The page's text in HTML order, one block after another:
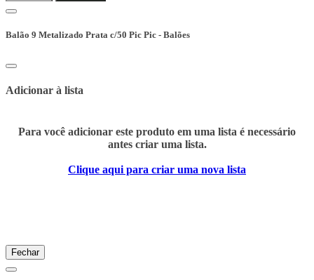
Balão 9 Metalizado Prata c/50 Pic Pic - Balões
Adicionar à lista
Para você adicionar este produto em uma lista é necessário
antes criar uma lista.
Clique aqui para criar uma nova lista
Fechar